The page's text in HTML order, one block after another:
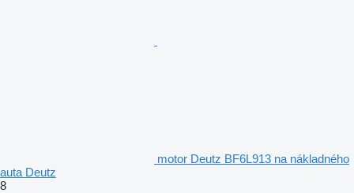
motor Deutz BF6L913 na nákladného
auta Deutz
8